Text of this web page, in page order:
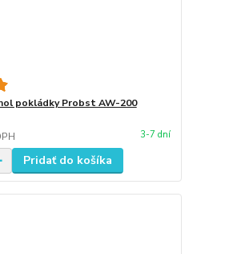
pokládky Probst AW-200
3-7 dní
Pridať do košíka